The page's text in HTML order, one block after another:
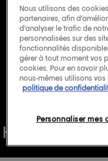
sur
valeur
note
moyenne.
Read
Reviews.
Achetez
Touch-up
coiffeur
HAIR TOUCH
P
HAIR
Nous utilisons des
partenaires, afin
d’analyser le trafic de
personnalisées sur des
fonctionnalités
gérer à tout moment vos
cookies. Pour en savoir
nous-mêmes utilisons
politique de
Personnaliser mes